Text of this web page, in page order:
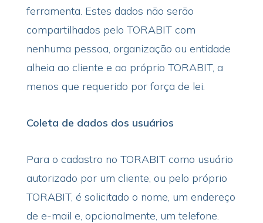
ferramenta. Estes dados não serão
compartilhados pelo TORABIT com
nenhuma pessoa, organização ou entidade
alheia ao cliente e ao próprio TORABIT, a
menos que requerido por força de lei.
Coleta de dados dos usuários
Para o cadastro no TORABIT como usuário
autorizado por um cliente, ou pelo próprio
TORABIT, é solicitado o nome, um endereço
de e-mail e, opcionalmente, um telefone.